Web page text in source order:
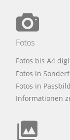
Fotos
Fotos bis A4
Fotos in
Fotos in
Informationen